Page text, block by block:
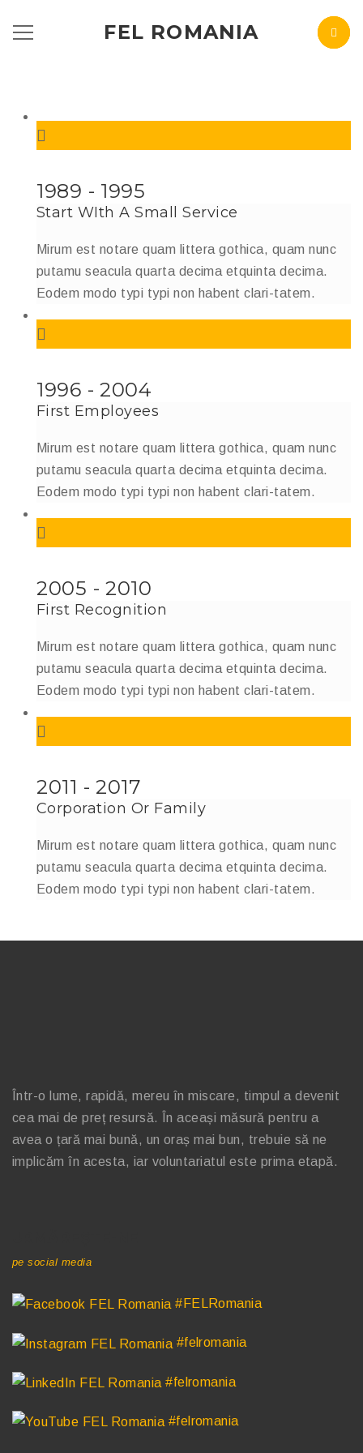
FEL ROMANIA
1989 - 1995
Start WIth A Small Service
Mirum est notare quam littera gothica, quam nunc
putamu seacula quarta decima etquinta decima.
Eodem modo typi typi non habent clari-tatem.
1996 - 2004
First Employees
Mirum est notare quam littera gothica, quam nunc
putamu seacula quarta decima etquinta decima.
Eodem modo typi typi non habent clari-tatem.
2005 - 2010
First Recognition
Mirum est notare quam littera gothica, quam nunc
putamu seacula quarta decima etquinta decima.
Eodem modo typi typi non habent clari-tatem.
2011 - 2017
Corporation Or Family
Mirum est notare quam littera gothica, quam nunc
putamu seacula quarta decima etquinta decima.
Eodem modo typi typi non habent clari-tatem.
Într-o lume, rapidă, mereu în miscare, timpul a devenit
cea mai de preț resursă. În aceași măsură pentru a
avea o țară mai bună, un oraș mai bun, trebuie să ne
implicăm în acesta, iar voluntariatul este prima etapă.
pe social media
#FELRomania
#felromania
#felromania
#felromania